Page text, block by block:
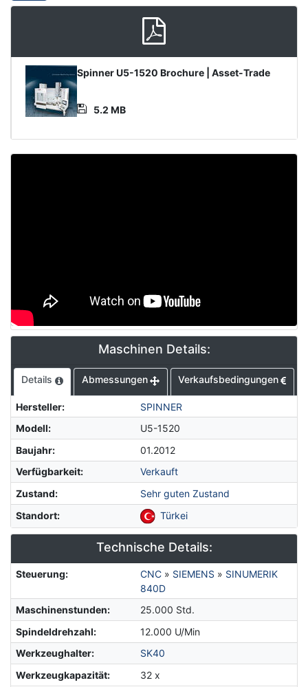
Product
Document
Spinner U5-1520 Brochure | Asset-Trade
5.2 MB
Maschinen Details:
Details Abmessungen Verkaufsbedingungen
Hersteller:
SPINNER
Modell:
U5-1520
Baujahr:
01.2012
Verfügbarkeit:
Verkauft
Zustand:
Sehr guten Zustand
Standort: Türkei
Technische Details:
Steuerung: CNC» SIEMENS » SINUMERIK
840D
Maschinenstunden:
25.000 Std.
Spindeldrehzahl:
12.000 U/Min
Werkzeughalter:
SK40
Werkzeugkapazität:
32 x